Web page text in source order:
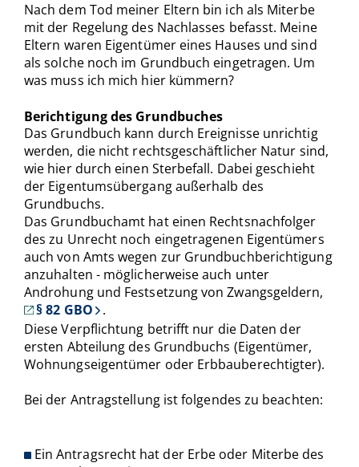
Nach dem Tod meiner Eltern bin ich als Miterbe
mit der Regelung des Nachlasses befasst. Meine
Eltern waren Eigentümer eines Hauses und sind
als solche noch im Grundbuch eingetragen. Um
was muss ich mich hier kümmern?
Berichtigung des Grundbuches
Das Grundbuch kann durch Ereignisse unrichtig
werden, die nicht rechtsgeschäftlicher Natur sind,
wie hier durch einen Sterbefall. Dabei geschieht
der Eigentumsübergang außerhalb des
Grundbuchs.
Das Grundbuchamt hat einen Rechtsnachfolger
des zu Unrecht noch eingetragenen Eigentümers
auch von Amts wegen zur Grundbuchberichtigung
anzuhalten - möglicherweise auch unter
Androhung und Festsetzung von Zwangsgeldern,
§ 82 GBO
.
Diese Verpflichtung betrifft nur die Daten der
ersten Abteilung des Grundbuchs (Eigentümer,
Wohnungseigentümer oder Erbbauberechtigter).
Bei der Antragstellung ist folgendes zu beachten:
Ein Antragsrecht hat der Erbe oder Miterbe des